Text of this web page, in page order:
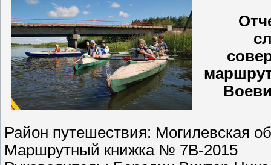
Район путешествия: Могилевская
Маршрутный книжка № 7В-2015